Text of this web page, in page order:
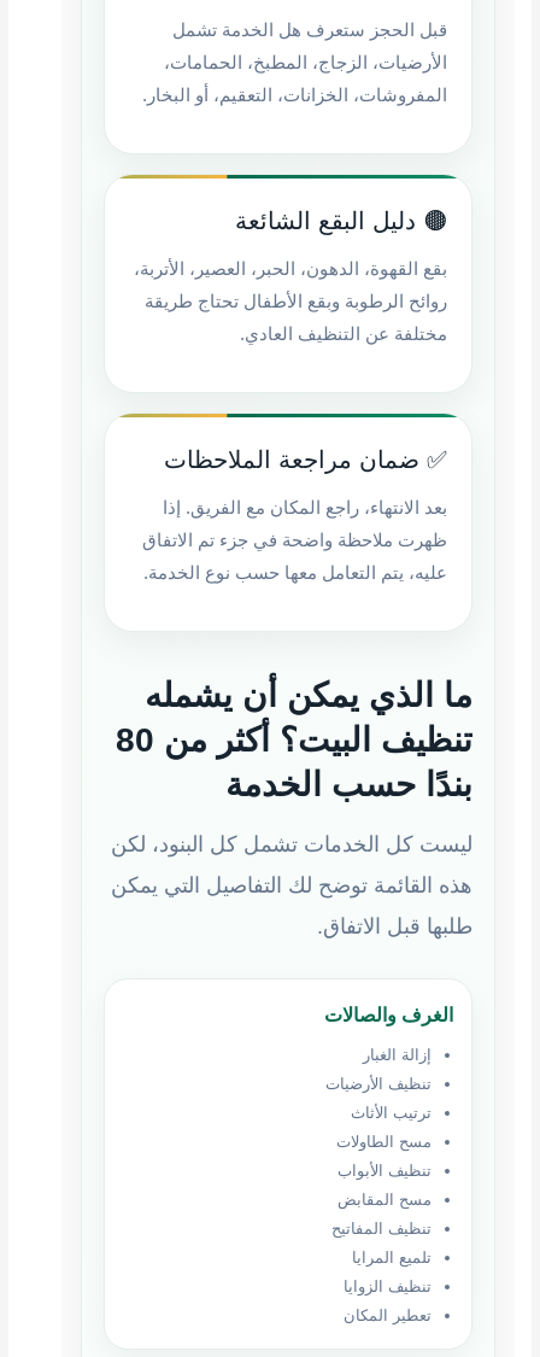
قبل الحجز ستعرف هل الخدمة تشمل
الأرضيات، الزجاج، المطبخ، الحمامات،
المفروشات، الخزانات، التعقيم، أو البخار.
🟤 دليل البقع الشائعة
بقع القهوة، الدهون، الحبر، العصير، الأتربة،
روائح الرطوبة وبقع الأطفال تحتاج طريقة
مختلفة عن التنظيف العادي.
✅ ضمان مراجعة الملاحظات
بعد الانتهاء، راجع المكان مع الفريق. إذا
ظهرت ملاحظة واضحة في جزء تم الاتفاق
عليه، يتم التعامل معها حسب نوع الخدمة.
ما الذي يمكن أن يشمله
تنظيف البيت؟ أكثر من 80
بندًا حسب الخدمة
ليست كل الخدمات تشمل كل البنود، لكن
هذه القائمة توضح لك التفاصيل التي يمكن
طلبها قبل الاتفاق.
الغرف والصالات
إزالة الغبار
تنظيف الأرضيات
ترتيب الأثاث
مسح الطاولات
تنظيف الأبواب
مسح المقابض
تنظيف المفاتيح
تلميع المرايا
تنظيف الزوايا
تعطير المكان